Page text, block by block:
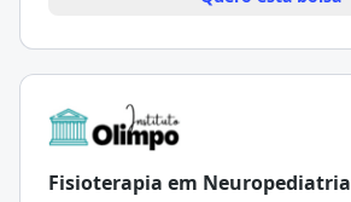
Fisioterapia em Neuropediatria